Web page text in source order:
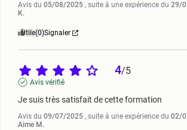
Avis du 05/08/2025 , suite à une expérience du 29/
K.
Utile(0)Signaler
4/5
Avis vérifié
Je suis très satisfait de cette formation
Avis du 09/07/2025 , suite à une expérience du 02/
Aime M.